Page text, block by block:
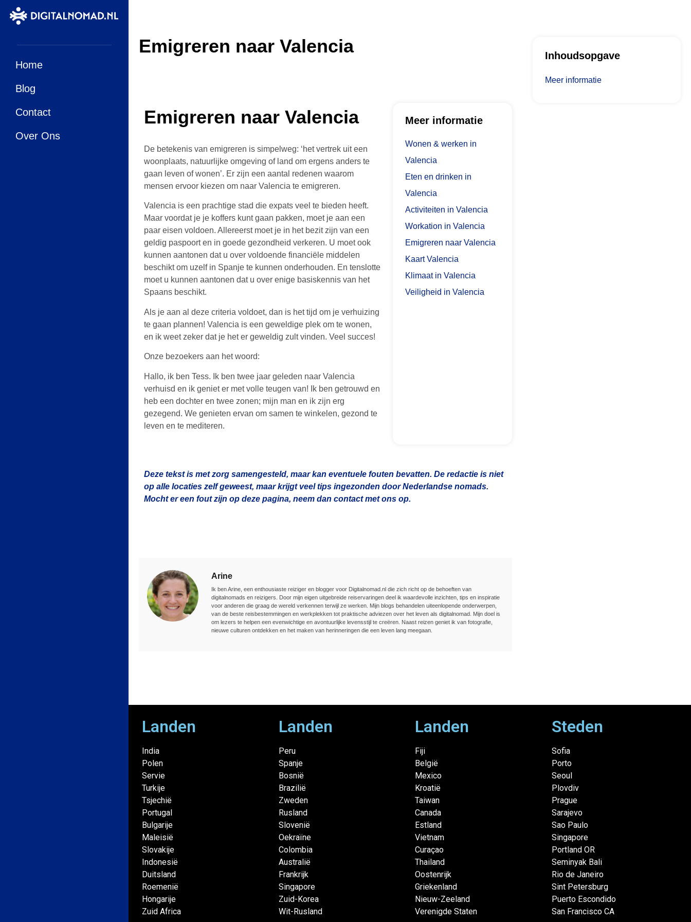
Home
Blog
Contact
Over Ons
Emigreren naar Valencia
Emigreren naar Valencia
De betekenis van emigreren is simpelweg: ‘het vertrek uit een
woonplaats, natuurlijke omgeving of land om ergens anders te
gaan leven of wonen’. Er zijn een aantal redenen waarom
mensen ervoor kiezen om naar Valencia te emigreren.
Valencia is een prachtige stad die expats veel te bieden heeft.
Maar voordat je je koffers kunt gaan pakken, moet je aan een
paar eisen voldoen. Allereerst moet je in het bezit zijn van een
geldig paspoort en in goede gezondheid verkeren. U moet ook
kunnen aantonen dat u over voldoende financiële middelen
beschikt om uzelf in Spanje te kunnen onderhouden. En tenslotte
moet u kunnen aantonen dat u over enige basiskennis van het
Spaans beschikt.
Als je aan al deze criteria voldoet, dan is het tijd om je verhuizing
te gaan plannen! Valencia is een geweldige plek om te wonen,
en ik weet zeker dat je het er geweldig zult vinden. Veel succes!
Onze bezoekers aan het woord:
Hallo, ik ben Tess. Ik ben twee jaar geleden naar Valencia
verhuisd en ik geniet er met volle teugen van! Ik ben getrouwd en
heb een dochter en twee zonen; mijn man en ik zijn erg
gezegend. We genieten ervan om samen te winkelen, gezond te
leven en te mediteren.
Meer informatie
Wonen & werken in
Valencia
Eten en drinken in
Valencia
Activiteiten in Valencia
Workation in Valencia
Emigreren naar Valencia
Kaart Valencia
Klimaat in Valencia
Veiligheid in Valencia
Deze tekst is met zorg samengesteld, maar kan eventuele fouten bevatten. De redactie is niet
op alle locaties zelf geweest, maar krijgt veel tips ingezonden door Nederlandse nomads.
Mocht er een fout zijn op deze pagina, neem dan contact met ons op.
Arine
Ik ben Arine, een enthousiaste reiziger en blogger voor Digitalnomad.nl die zich richt op de behoeften van
digitalnomads en reizigers. Door mijn eigen uitgebreide reiservaringen deel ik waardevolle inzichten, tips en inspiratie
voor anderen die graag de wereld verkennen terwijl ze werken. Mijn blogs behandelen uiteenlopende onderwerpen,
van de beste reisbestemmingen en werkplekken tot praktische adviezen over het leven als digitalnomad. Mijn doel is
om lezers te helpen een evenwichtige en avontuurlijke levensstijl te creëren. Naast reizen geniet ik van fotografie,
nieuwe culturen ontdekken en het maken van herinneringen die een leven lang meegaan.
Inhoudsopgave
Meer informatie
Landen
India
Polen
Servie
Turkije
Tsjechië
Portugal
Bulgarije
Maleisië
Slovakije
Indonesië
Duitsland
Roemenië
Hongarije
Zuid Africa
Landen
Peru
Spanje
Bosnië
Brazilië
Zweden
Rusland
Slovenië
Oekraïne
Colombia
Australië
Frankrijk
Singapore
Zuid-Korea
Wit-Rusland
Landen
Fiji
België
Mexico
Kroatië
Taiwan
Canada
Estland
Vietnam
Curaçao
Thailand
Oostenrijk
Griekenland
Nieuw-Zeeland
Verenigde Staten
Steden
Sofia
Porto
Seoul
Plovdiv
Prague
Sarajevo
Sao Paulo
Singapore
Portland OR
Seminyak Bali
Rio de Janeiro
Sint Petersburg
Puerto Escondido
San Francisco CA